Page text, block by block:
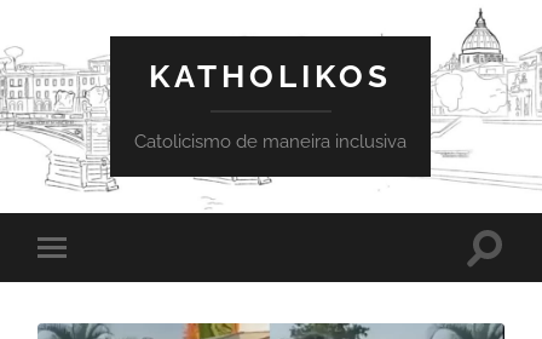
KATHOLIKOS
Catolicismo de maneira inclusiva
Toggle
mobile
Toggle